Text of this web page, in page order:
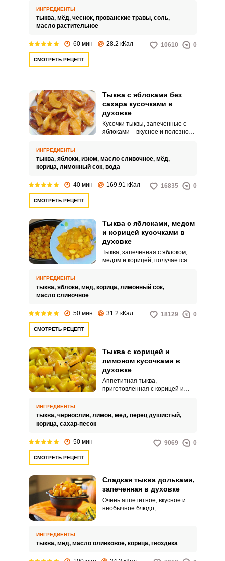
тыквы получаются сочными,
ИНГРЕДИЕНТЫ
тыква, мёд, чеснок, прованские травы, соль,
масло растительное
60 мин 28.2 кКал 10610 0
СМОТРЕТЬ РЕЦЕПТ
Тыква с яблоками без
сахара кусочками в
духовке
Кусочки тыквы, запеченные с
яблоками – вкусное и полезное
аппетитные, очень мягкие и
ароматные - от такого десерта
ИНГРЕДИЕНТЫ
тыква, яблоки, изюм, масло сливочное, мёд,
корица, лимонный сок, вода
40 мин 169.91 кКал 16835 0
СМОТРЕТЬ РЕЦЕПТ
Тыква с яблоками, медом
и корицей кусочками в
духовке
Тыква, запеченная с яблоком,
медом и корицей, получается
приготовлении десерт, порадует
для всей семьи!
ИНГРЕДИЕНТЫ
тыква, яблоки, мёд, корица, лимонный сок,
масло сливочное
50 мин 31.2 кКал 18129 0
СМОТРЕТЬ РЕЦЕПТ
Тыква с корицей и
лимоном кусочками в
духовке
Аппетитная тыква,
приготовленная с корицей и
ароматная, сладкое и полезное
ИНГРЕДИЕНТЫ
тыква, чернослив, лимон, мёд, перец душистый,
корица, сахар-песок
50 мин 9069 0
СМОТРЕТЬ РЕЦЕПТ
Сладкая тыква дольками,
запеченная в духовке
Очень аппетитное, вкусное и
необычное блюдо,
ИНГРЕДИЕНТЫ
тыква, мёд, масло оливковое, корица, гвоздика